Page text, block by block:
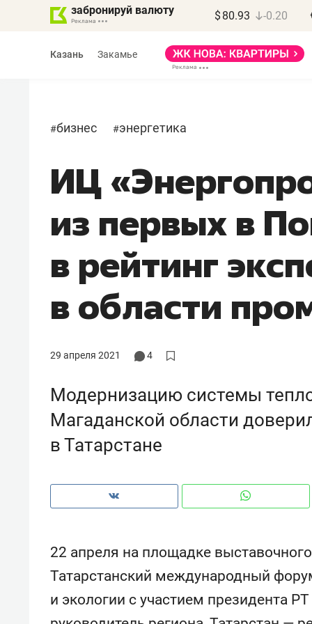
забронируй валюту $ 80.93 -0.20
Казань Закамье
#бизнес #энергетика
ИЦ
из первых в
в рейтинг
в области
29 апреля 2021 4
Модернизацию системы
Магаданской области
в Татарстане
22 апреля на площадке
Татарстанский международный
и экологии с участием президента
Василь Мазитов
МАРТ
«Не зная местных
потерять минимум
Как бизнесу выйти на зарубежные
рынки, почему надо знать
Как ГК «МИР ГРУПП» и ВТБ
создают оазис жилого
комфорта под Казанью
150
ID